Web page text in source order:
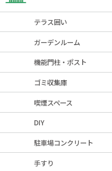
テラス囲い
ガーデンルーム
機能門柱・ポスト
ゴミ収集庫
喫煙スペース
DIY
駐車場コンクリート
手すり